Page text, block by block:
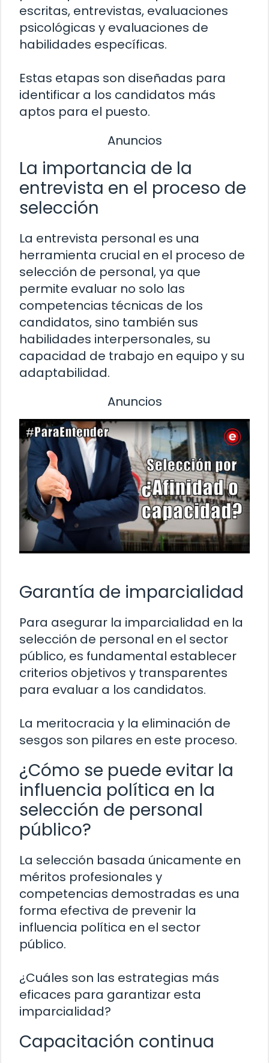
escritas, entrevistas, evaluaciones
psicológicas y evaluaciones de
habilidades específicas.
Estas etapas son diseñadas para
identificar a los candidatos más
aptos para el puesto.
Anuncios
La importancia de la
entrevista en el proceso de
selección
La entrevista personal es una
herramienta crucial en el proceso de
selección de personal, ya que
permite evaluar no solo las
competencias técnicas de los
candidatos, sino también sus
habilidades interpersonales, su
capacidad de trabajo en equipo y su
adaptabilidad.
Anuncios
Garantía de imparcialidad
Para asegurar la imparcialidad en la
selección de personal en el sector
público, es fundamental establecer
criterios objetivos y transparentes
para evaluar a los candidatos.
La meritocracia y la eliminación de
sesgos son pilares en este proceso.
¿Cómo se puede evitar la
influencia política en la
selección de personal
público?
La selección basada únicamente en
méritos profesionales y
competencias demostradas es una
forma efectiva de prevenir la
influencia política en el sector
público.
¿Cuáles son las estrategias más
eficaces para garantizar esta
imparcialidad?
Capacitación continua